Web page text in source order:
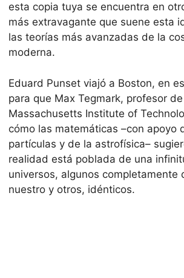
esta copia tuya se encuentra en
más extravagante que suene esta
las teorías más avanzadas de la
moderna.
Eduard Punset viajó a Boston, en
para que Max Tegmark, profesor
Massachusetts Institute of
cómo las matemáticas –con apoyo
partículas y de la astrofísica–
realidad está poblada de una
universos, algunos completamente
nuestro y otros, idénticos.